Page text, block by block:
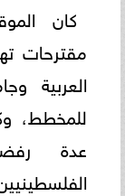
كان
مقترحات
العربية
للمخطط،
عدة